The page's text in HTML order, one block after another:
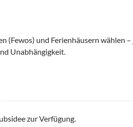
(Fewos) und Ferienhäusern wählen –
Unabhängigkeit.
zur Verfügung.